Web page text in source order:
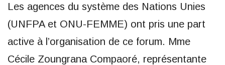
Les agences du système des Nations Unies
(UNFPA et ONU-FEMME) ont pris une part
active à l’organisation de ce forum. Mme
Cécile Zoungrana Compaoré, représentante